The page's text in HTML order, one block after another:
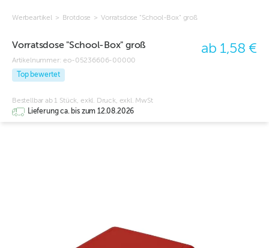
Werbeartikel > Brotdose > Vorratsdose "School-Box" groß
Vorratsdose "School-Box" groß
Artikelnummer:eo-05236606-00000
Top bewertet
ab 1,58 €
Bestellbar ab 1 Stück, exkl. Druck, exkl. MwSt
Lieferung ca. bis zum 12.08.2026